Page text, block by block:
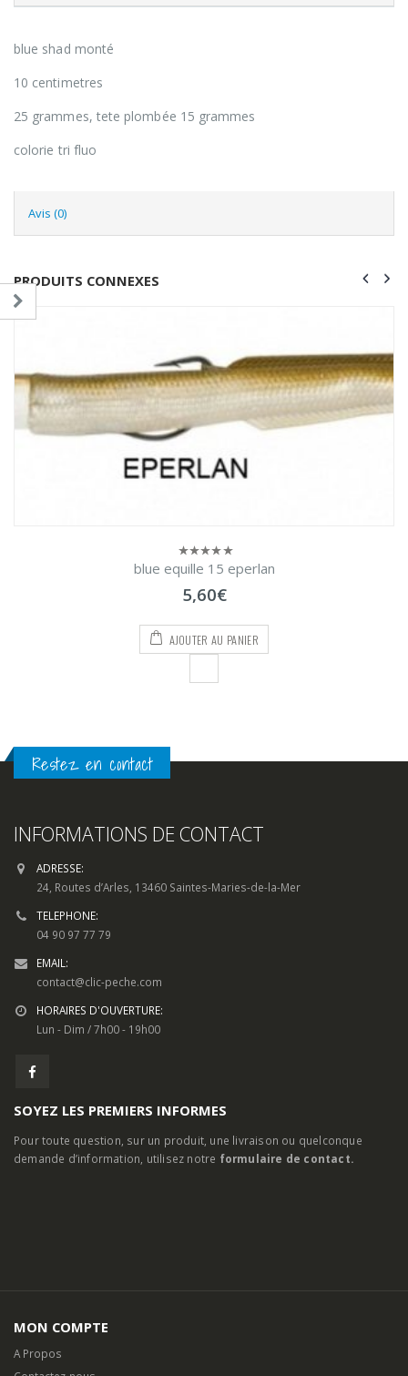
blue shad monté
10 centimetres
25 grammes, tete plombée 15 grammes
colorie tri fluo
Avis (0)
PRODUITS CONNEXES
0
sur
blue equille 15 eperlan
5,60€
AJOUTER AU PANIER
Restez en contact
INFORMATIONS DE CONTACT
ADRESSE:
24, Routes d’Arles, 13460 Saintes-Maries-de-la-Mer
TELEPHONE:
04 90 97 77 79
EMAIL:
contact@clic-peche.com
HORAIRES D'OUVERTURE:
Lun - Dim / 7h00 - 19h00
SOYEZ LES PREMIERS INFORMES
Pour toute question, sur un produit, une livraison ou quelconque
demande d’information, utilisez notre formulaire de contact.
MON COMPTE
A Propos